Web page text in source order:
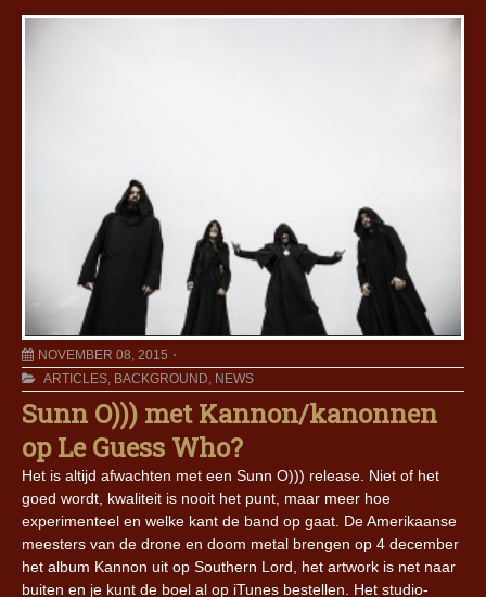
NOVEMBER 08, 2015
ARTICLES, BACKGROUND, NEWS
Sunn O))) met Kannon/kanonnen
op Le Guess Who?
Het is altijd afwachten met een Sunn O))) release. Niet of het
goed wordt, kwaliteit is nooit het punt, maar meer hoe
experimenteel en welke kant de band op gaat. De Amerikaanse
meesters van de drone en doom metal brengen op 4 december
het album Kannon uit op Southern Lord, het artwork is net naar
buiten en je kunt de boel al op iTunes bestellen. Het studio-